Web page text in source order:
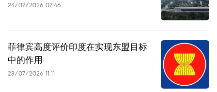
24/07/2026 07:46
菲律宾高度评价印度在实现东盟目标
中的作用
23/07/2026 11:11